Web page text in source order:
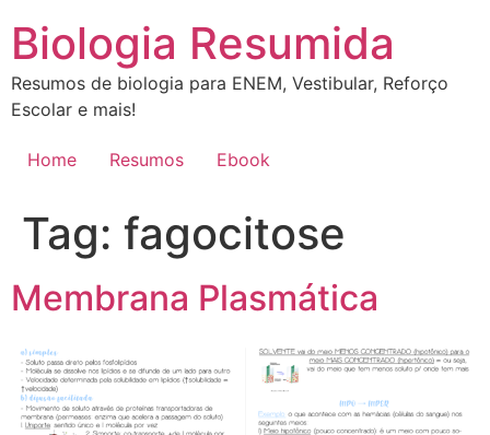
para
conteúdo
Biologia Resumida
Resumos de biologia para ENEM, Vestibular, Reforço
Escolar e mais!
Home Resumos Ebook
Tag: fagocitose
Membrana Plasmática